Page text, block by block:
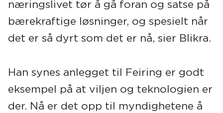
næringslivet tør å gå foran og satse på
bærekraftige løsninger, og spesielt når
det er så dyrt som det er nå, sier Blikra.
Han synes anlegget til Feiring er godt
eksempel på at viljen og teknologien er
der. Nå er det opp til myndighetene å